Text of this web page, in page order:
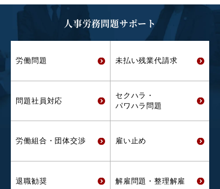
人事労務問題サポート
労働問題 未払い残業代請求
問題社員対応
セクハラ・
パワハラ問題
労働組合・ 団体交渉 雇い止め
退職勧奨 解雇問題・ 整理解雇